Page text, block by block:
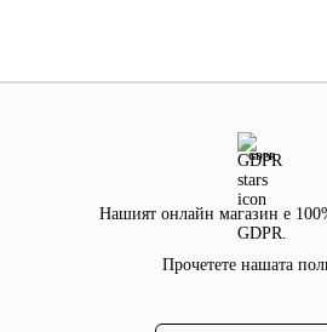
GDPR
Нашият онлайн магазин е
GDPR.
Прочетете нашата